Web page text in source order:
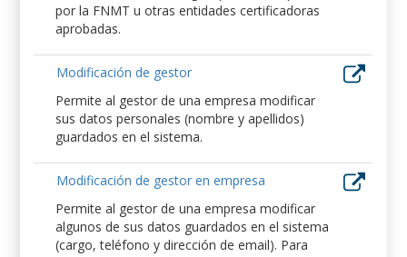
por la FNMT u otras entidades certificadoras
aprobadas.
Modificación de gestor
Permite al gestor de una empresa modificar
sus datos personales (nombre y apellidos)
guardados en el sistema.
Modificación de gestor en empresa
Permite al gestor de una empresa modificar
algunos de sus datos guardados en el sistema
(cargo, teléfono y dirección de email). Para